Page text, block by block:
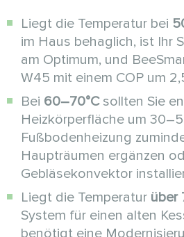
Liegt die Temperatur bei
im Haus behaglich, ist Ihr
am Optimum, und
W45 mit einem COP um
Bei 60–70°Csollten Sie
Heizkörperfläche um
Fußbodenheizung
Haupträumen ergänzen
Gebläsekonvektor
Liegt die Temperatur über
System für einen alten